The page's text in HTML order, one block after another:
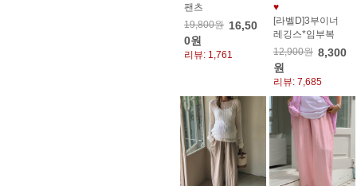
팬츠
19,800원 16,50
0원
리뷰: 1,761
♥
[라벨D]3부이너
레깅스*임부복
12,900원 8,300
원
리뷰: 7,685